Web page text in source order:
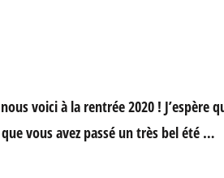
voici à la rentrée 2020 ! J’espère
vous avez passé un très bel été …